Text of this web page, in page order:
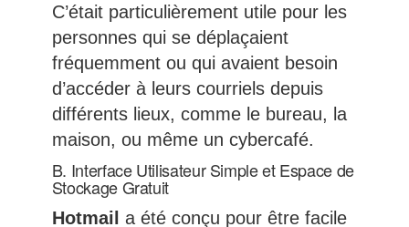
C’était particulièrement utile pour les
personnes qui se déplaçaient
fréquemment ou qui avaient besoin
d’accéder à leurs courriels depuis
différents lieux, comme le bureau, la
maison, ou même un cybercafé.
B. Interface Utilisateur Simple et Espace de
Stockage Gratuit
Hotmail a été conçu pour être facile